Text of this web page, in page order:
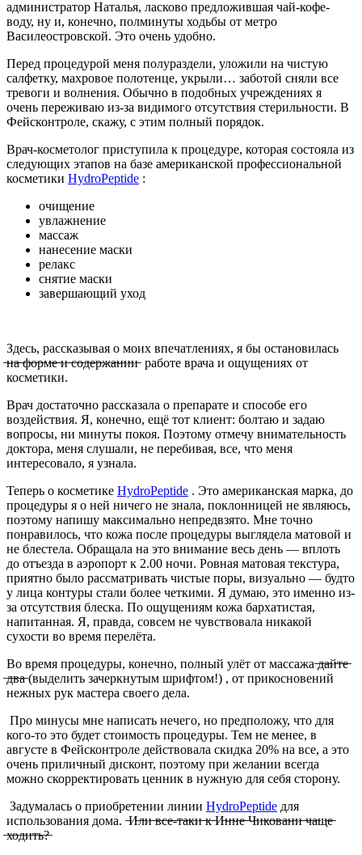
администратор Наталья, ласково предложившая чай-кофе-
воду, ну и, конечно, полминуты ходьбы от метро
Василеостровской. Это очень удобно.
Перед процедурой меня полураздели, уложили на чистую
салфетку, махровое полотенце, укрыли… заботой сняли все
тревоги и волнения. Обычно в подобных учреждениях я
очень переживаю из-за видимого отсутствия стерильности. В
Фейсконтроле, скажу, с этим полный порядок.
Врач-косметолог приступила к процедуре, которая состояла из
следующих этапов на базе американской профессиональной
косметики HydrоPeptide :
очищение
увлажнение
массаж
нанесение маски
релакс
снятие маски
завершающий уход
Здесь, рассказывая о моих впечатлениях, я бы остановилась
̶н̶а̶ ̶ф̶о̶р̶м̶е̶ ̶и̶ ̶с̶о̶д̶е̶р̶ж̶а̶н̶и̶и̶ работе врача и ощущениях от
косметики.
Врач достаточно рассказала о препарате и способе его
воздействия. Я, конечно, ещё тот клиент: болтаю и задаю
вопросы, ни минуты покоя. Поэтому отмечу внимательность
доктора, меня слушали, не перебивая, все, что меня
интересовало, я узнала.
Теперь о косметике HydrоPeptide . Это американская марка, до
процедуры я о ней ничего не знала, поклонницей не являюсь,
поэтому напишу максимально непредвзято. Мне точно
понравилось, что кожа после процедуры выглядела матовой и
не блестела. Обращала на это внимание весь день — вплоть
до отъезда в аэропорт к 2.00 ночи. Ровная матовая текстура,
приятно было рассматривать чистые поры, визуально — будто
у лица контуры стали более четкими. Я думаю, это именно из-
за отсутствия блеска. По ощущениям кожа бархатистая,
напитанная. Я, правда, совсем не чувствовала никакой
сухости во время перелёта.
Во время процедуры, конечно, полный улёт от массажа ̶д̶а̶й̶т̶е̶
̶д̶в̶а̶(выделить зачеркнутым шрифтом!) , от прикосновений
нежных рук мастера своего дела.
Про минусы мне написать нечего, но предположу, что для
кого-то это будет стоимость процедуры. Тем не менее, в
августе в Фейсконтроле действовала скидка 20% на все, а это
очень приличный дисконт, поэтому при желании всегда
можно скорректировать ценник в нужную для себя сторону.
Задумалась о приобретении линии HydrоPeptide для
использования дома. ̶И̶л̶и̶ ̶в̶с̶е̶-̶т̶а̶к̶и̶ ̶к̶ ̶И̶н̶н̶е̶ ̶Ч̶и̶к̶о̶в̶а̶н̶и̶ ̶ч̶а̶щ̶е̶
̶х̶о̶д̶и̶т̶ь̶?̶